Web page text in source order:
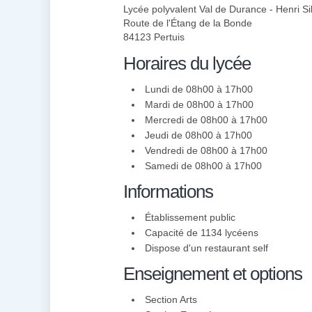
Lycée polyvalent Val de Durance - Henri
Route de l'Étang de la Bonde
84123 Pertuis
Horaires du lycée
Lundi de 08h00 à 17h00
Mardi de 08h00 à 17h00
Mercredi de 08h00 à 17h00
Jeudi de 08h00 à 17h00
Vendredi de 08h00 à 17h00
Samedi de 08h00 à 17h00
Informations
Établissement public
Capacité de 1134 lycéens
Dispose d'un restaurant self
Enseignement et options
Section Arts